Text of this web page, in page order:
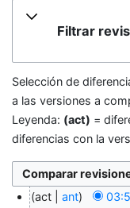
Filtrar
Selección de
a las versiones a
Leyenda: (act) =
diferencias con la
act ant